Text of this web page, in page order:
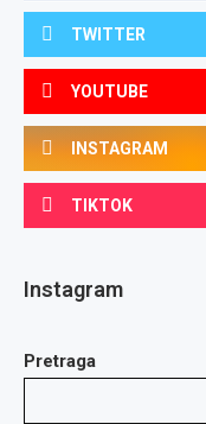
TWITTER
YOUTUBE
INSTAGRAM
TIKTOK
Instagram
Pretraga